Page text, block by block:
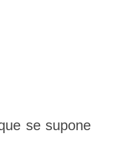
se supone